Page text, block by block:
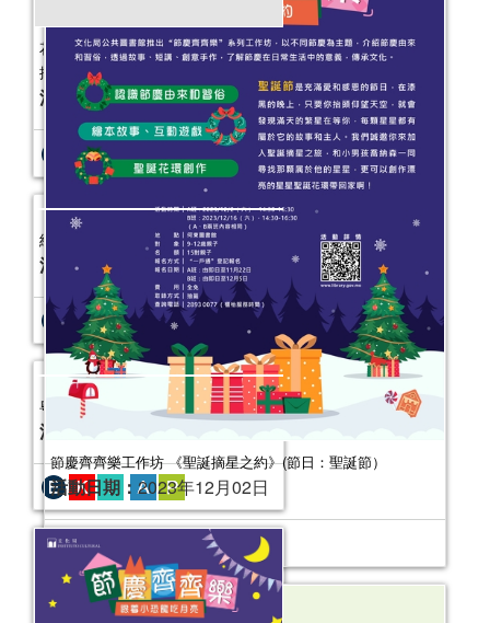
節慶齊齊樂工作坊 《聖誕摘星之約》(節日：聖誕節）
活動日期：2023年12月02日
花好月圓──公共圖書館主題館藏圖書
推介
活動日期：2023年09月27日
紙上留聲——粵劇粵曲文化展
活動日期：2023年09月26日